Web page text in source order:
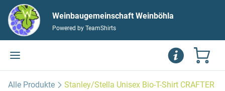
Weinbaugemeinschaft Weinböhla
Powered by TeamShirts
Alle Produkte Stanley/Stella Unisex Bio-T-Shirt CRAFTER